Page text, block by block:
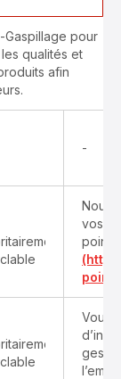
Gaspillage pour
qualités et
afin
-
Nous
vos
Vous